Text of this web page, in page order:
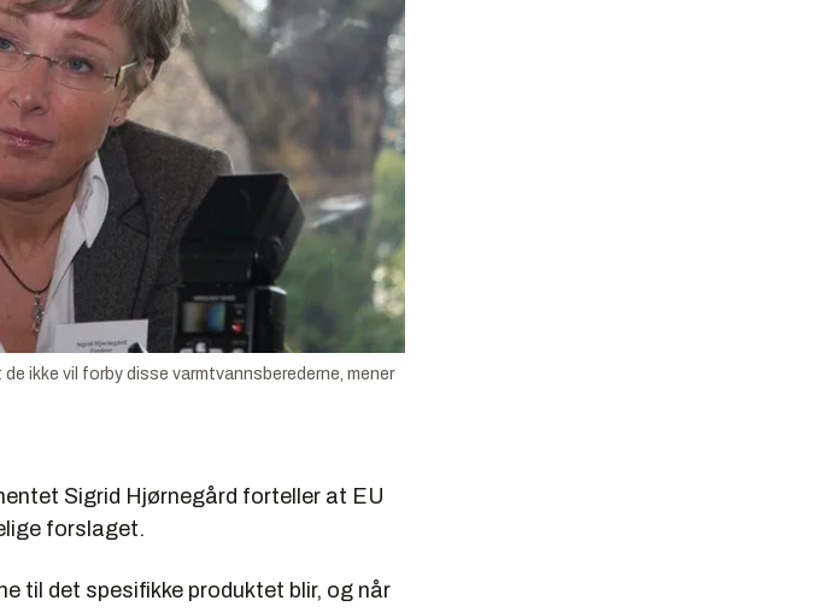
ikke vil forby disse varmtvannsberederne, mener
Sigrid Hjørnegård forteller at EU
forslaget.
til det spesifikke produktet blir, og når